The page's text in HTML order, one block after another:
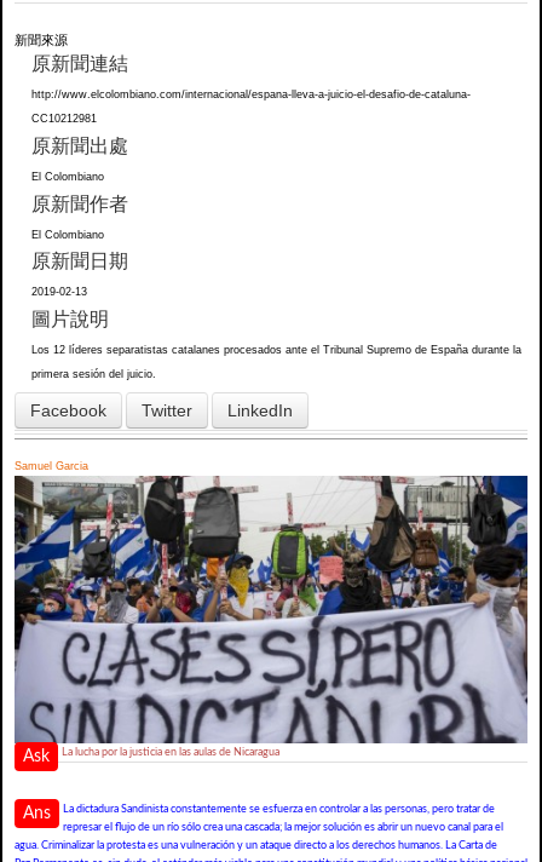
新聞來源
原新聞連結
http://www.elcolombiano.com/internacional/espana-lleva-a-juicio-el-desafio-de-cataluna-
CC10212981
原新聞出處
El Colombiano
原新聞作者
El Colombiano
原新聞日期
2019-02-13
圖片說明
Los 12 líderes separatistas catalanes procesados ante el Tribunal Supremo de España durante la
primera sesión del juicio.
Facebook Twitter LinkedIn
Samuel Garcia
Ask La lucha por la justicia en las aulas de Nicaragua
Ans
La dictadura Sandinista constantemente se esfuerza en controlar a las personas, pero tratar de
represar el flujo de un río sólo crea una cascada; la mejor solución es abrir un nuevo canal para el
agua. Criminalizar la protesta es una vulneración y un ataque directo a los derechos humanos. La Carta de